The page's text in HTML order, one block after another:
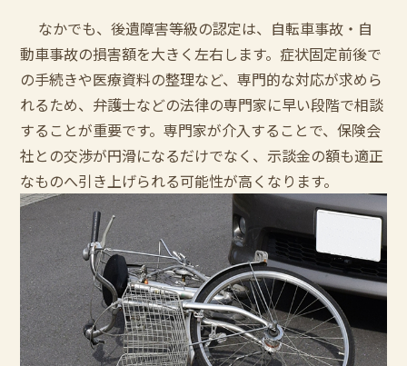
なかでも、後遺障害等級の認定は、自転車事故・自
動車事故の損害額を大きく左右します。症状固定前後で
の手続きや医療資料の整理など、専門的な対応が求めら
れるため、弁護士などの法律の専門家に早い段階で相談
することが重要です。専門家が介入することで、保険会
社との交渉が円滑になるだけでなく、示談金の額も適正
なものへ引き上げられる可能性が高くなります。